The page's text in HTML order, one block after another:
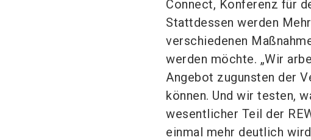
Connect, Konferenz für
Stattdessen werden
verschiedenen
werden möchte. „Wir
Angebot zugunsten der
können. Und wir testen,
wesentlicher Teil der
einmal mehr deutlich